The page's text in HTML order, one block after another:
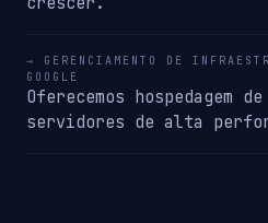
→ GERENCIAMENTO DE
GOOGLE
Oferecemos hospedagem
servidores de alta